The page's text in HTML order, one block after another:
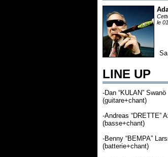
le
LINE UP
-Dan “KULAN” Swanö
(guitare+chant)
-Andreas “DRETTE”
(basse+chant)
-Benny “BEMPA”
(batterie+chant)